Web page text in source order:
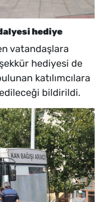
hediye
vatandaşlara
hediyesi de
katılımcılara
bildirildi.